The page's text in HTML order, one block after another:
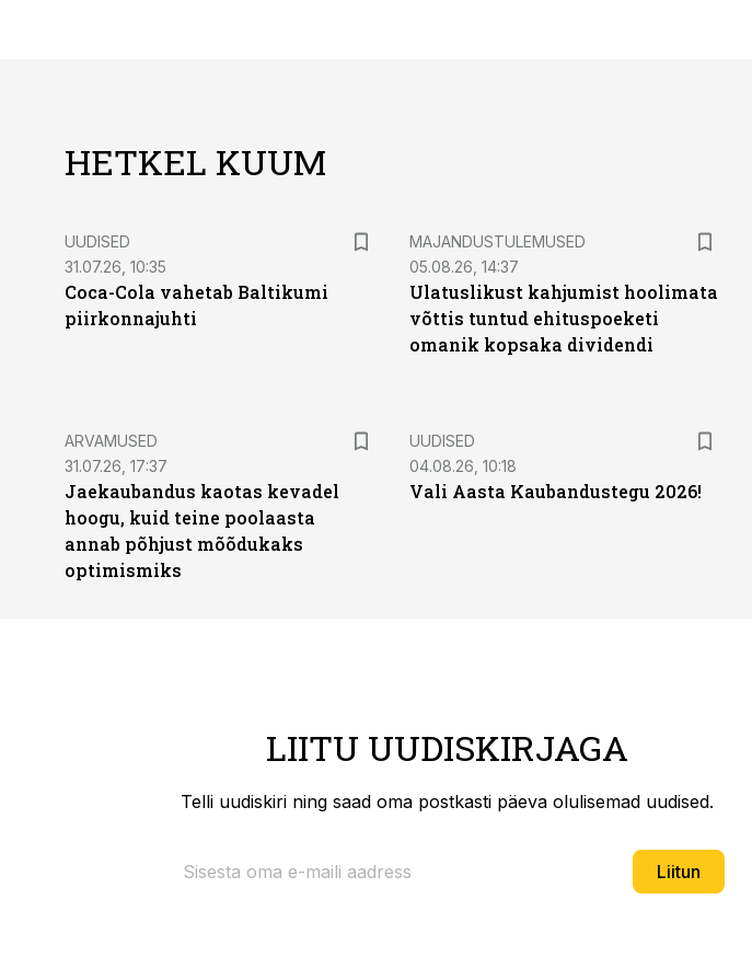
HETKEL KUUM
UUDISED
31.07.26, 10:35
Coca-Cola vahetab Baltikumi
piirkonnajuhti
MAJANDUSTULEMUSED
05.08.26, 14:37
Ulatuslikust kahjumist hoolimata
võttis tuntud ehituspoeketi
omanik kopsaka dividendi
ARVAMUSED
31.07.26, 17:37
Jaekaubandus kaotas kevadel
hoogu, kuid teine poolaasta
annab põhjust mõõdukaks
optimismiks
UUDISED
04.08.26, 10:18
Vali Aasta Kaubandustegu 2026!
LIITU UUDISKIRJAGA
Telli uudiskiri ning saad oma postkasti päeva olulisemad uudised.
Liitun